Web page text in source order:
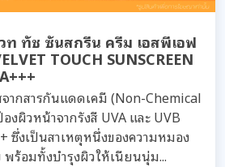
วท ทัช ซันสกรีน ครีม เอสพีเอฟ
TOUCH SUNSCREEN
กสารกันแดดเคมี (Non-Chemical
ผิวหน้าจากรังสี UVA และ UVB
ซึ่งเป็นสาเหตุหนึ่งของความหมอง
พร้อมทั้งบำรุงผิวให้เนียนนุ่ม...